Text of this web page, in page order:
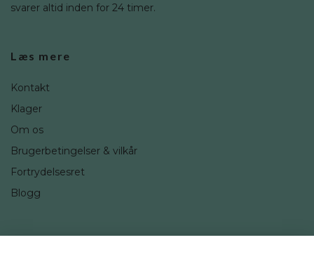
svarer altid inden for 24 timer.
Læs mere
Kontakt
Klager
Om os
Brugerbetingelser & vilkår
Fortrydelsesret
Blogg